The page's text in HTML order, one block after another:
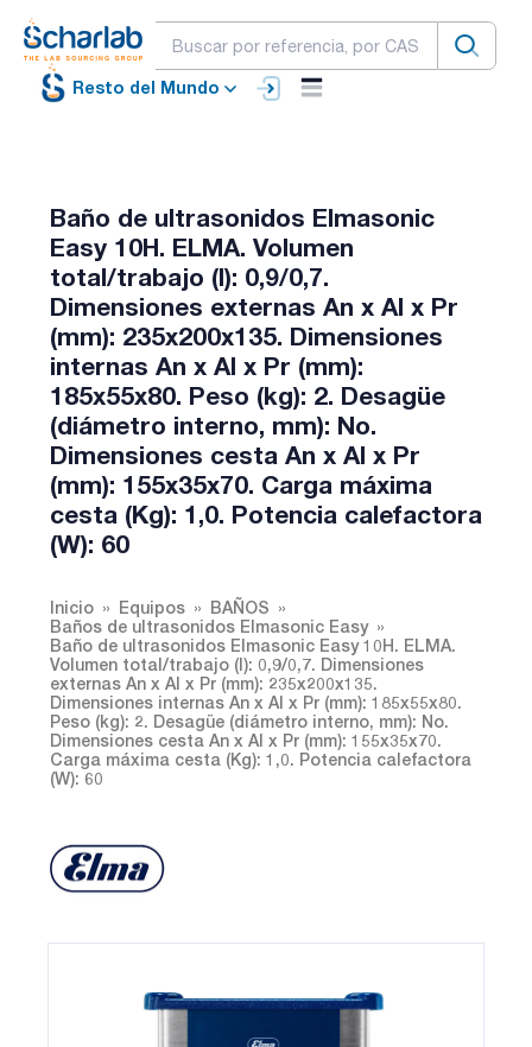
Resto del Mundo
Baño de ultrasonidos Elmasonic
Easy 10H. ELMA. Volumen
total/trabajo (l): 0,9/0,7.
Dimensiones externas An x Al x Pr
(mm): 235x200x135. Dimensiones
internas An x Al x Pr (mm):
185x55x80. Peso (kg): 2. Desagüe
(diámetro interno, mm): No.
Dimensiones cesta An x Al x Pr
(mm): 155x35x70. Carga máxima
cesta (Kg): 1,0. Potencia calefactora
(W): 60
Inicio Equipos
BAÑOS
Baños de ultrasonidos Elmasonic Easy
Baño de ultrasonidos Elmasonic Easy 10H. ELMA.
Volumen total/trabajo (l): 0,9/0,7. Dimensiones
externas An x Al x Pr (mm): 235x200x135.
Dimensiones internas An x Al x Pr (mm): 185x55x80.
Peso (kg): 2. Desagüe (diámetro interno, mm): No.
Dimensiones cesta An x Al x Pr (mm): 155x35x70.
Carga máxima cesta (Kg): 1,0. Potencia calefactora
(W): 60